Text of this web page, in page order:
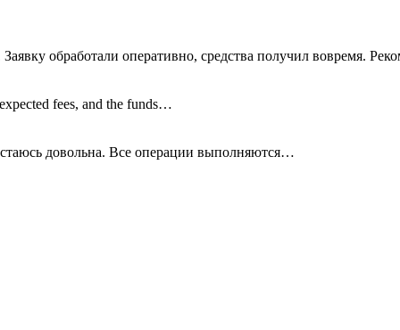
обработали оперативно, средства получил вовремя.
fees, and the funds…
довольна. Все операции выполняются…